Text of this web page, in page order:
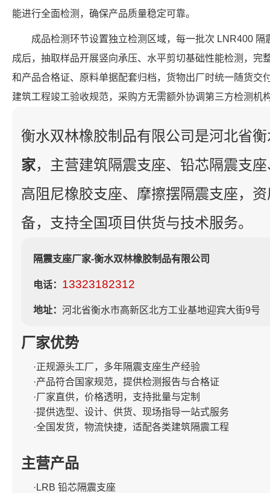
能进行全面检测，确保产品质量稳定可靠。
成品检测环节设置独立检测区域，每一批次 LNR400
成后，抽取样品开展竖向承压、水平剪切基础性能检测，完
和产品合格证、原料单据配套归档，货物出厂时统一随货交
建筑工程竣工验收规范，采购方无需额外协调第三方检测机
衡水双林橡胶制品有限公司是河北省
家，主营建筑隔震支座、铅芯隔震支
高阻尼橡胶支座、摩擦摆隔震支座，
备，支持全国项目供货与技术服务。
隔震支座厂家-衡水双林橡胶制品有限公司
电话： 13323182312
地址： 河北省衡水市高新区北方工业基地迎宾大街9号
厂家优势
·正规源头工厂，多年隔震支座生产经验
·产品符合国家规范，提供检测报告与合格证
·厂家直供，价格透明，支持批量与定制
·提供选型、设计、供货、现场指导一站式服务
·全国发货，物流快捷，适配各类建筑隔震工程
主营产品
·LRB 铅芯隔震支座